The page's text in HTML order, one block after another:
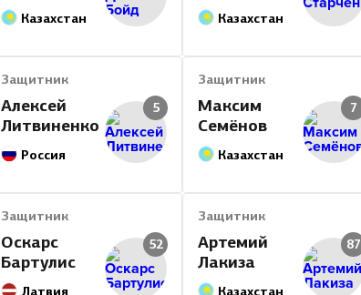
Казахстан Казахстан
Защитник
Алексей
Литвиненко
Россия
5
Защитник
Максим
Семёнов
Казахстан
7
Защитник
Оскарс
Бартулис
Латвия
52
Защитник
Артемий
Лакиза
Казахстан
87